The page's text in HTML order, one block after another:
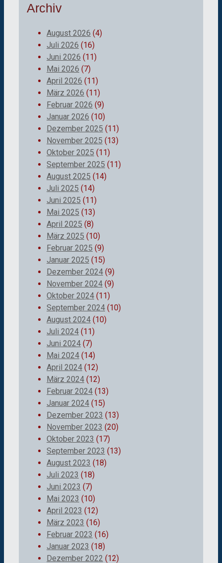
Archiv
August 2026 (4)
Juli 2026 (16)
Juni 2026 (11)
Mai 2026 (7)
April 2026 (11)
März 2026 (11)
Februar 2026 (9)
Januar 2026 (10)
Dezember 2025 (11)
November 2025 (13)
Oktober 2025 (11)
September 2025 (11)
August 2025 (14)
Juli 2025 (14)
Juni 2025 (11)
Mai 2025 (13)
April 2025 (8)
März 2025 (10)
Februar 2025 (9)
Januar 2025 (15)
Dezember 2024 (9)
November 2024 (9)
Oktober 2024 (11)
September 2024 (10)
August 2024 (10)
Juli 2024 (11)
Juni 2024 (7)
Mai 2024 (14)
April 2024 (12)
März 2024 (12)
Februar 2024 (13)
Januar 2024 (15)
Dezember 2023 (13)
November 2023 (20)
Oktober 2023 (17)
September 2023 (13)
August 2023 (18)
Juli 2023 (18)
Juni 2023 (7)
Mai 2023 (10)
April 2023 (12)
März 2023 (16)
Februar 2023 (16)
Januar 2023 (18)
Dezember 2022 (12)